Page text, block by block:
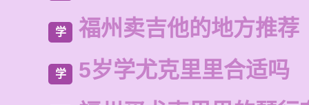
学 福州卖吉他的地方推荐
学 5岁学尤克里里合适吗